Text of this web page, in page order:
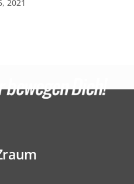
2021